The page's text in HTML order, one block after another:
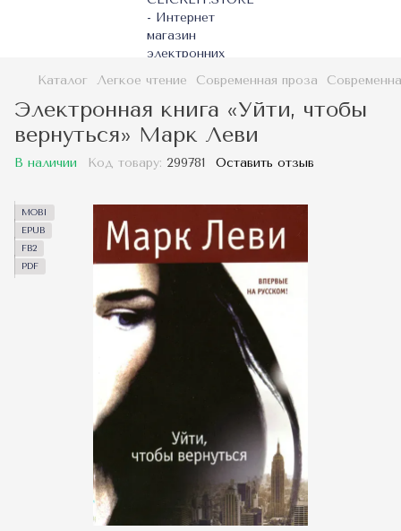
Каталог Легкое чтение Современная проза
Электронная книга «Уйти, чтобы
вернуться» Марк Леви
В наличии Код товару: 299781 Оставить отзыв
MOBI
EPUB
FB2
PDF